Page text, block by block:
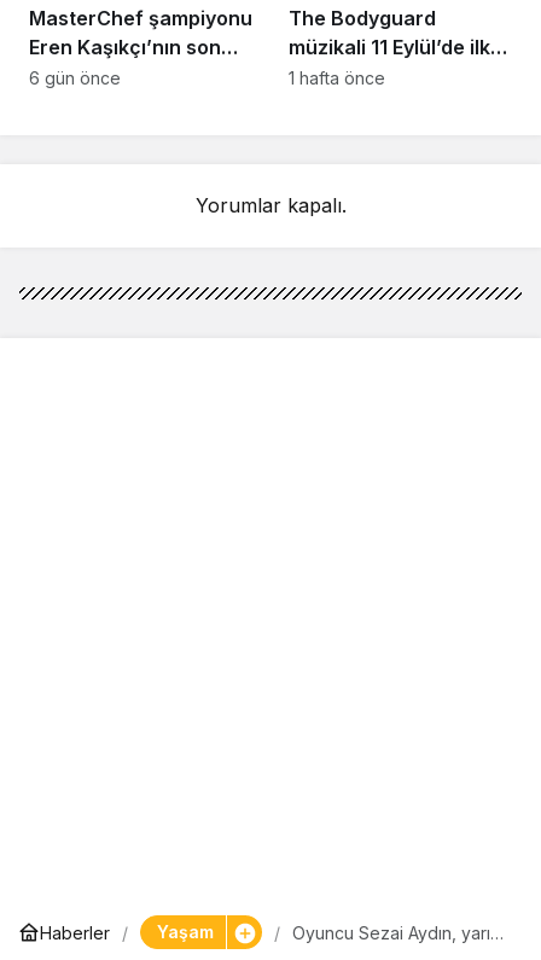
MasterChef şampiyonu
Eren Kaşıkçı’nın son
anlarındaki kahreden
6 gün önce
The Bodyguard
müzikali 11 Eylül’de ilk
kez Türkiye’de
1 hafta önce
Yorumlar kapalı.
Haberler Yaşam
Oyuncu Sezai Aydın, yarın